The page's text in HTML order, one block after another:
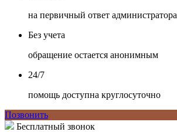
на первичный ответ администратора
Без учета
обращение остается анонимным
24/7
помощь доступна круглосуточно
Позвонить
Бесплатный звонок